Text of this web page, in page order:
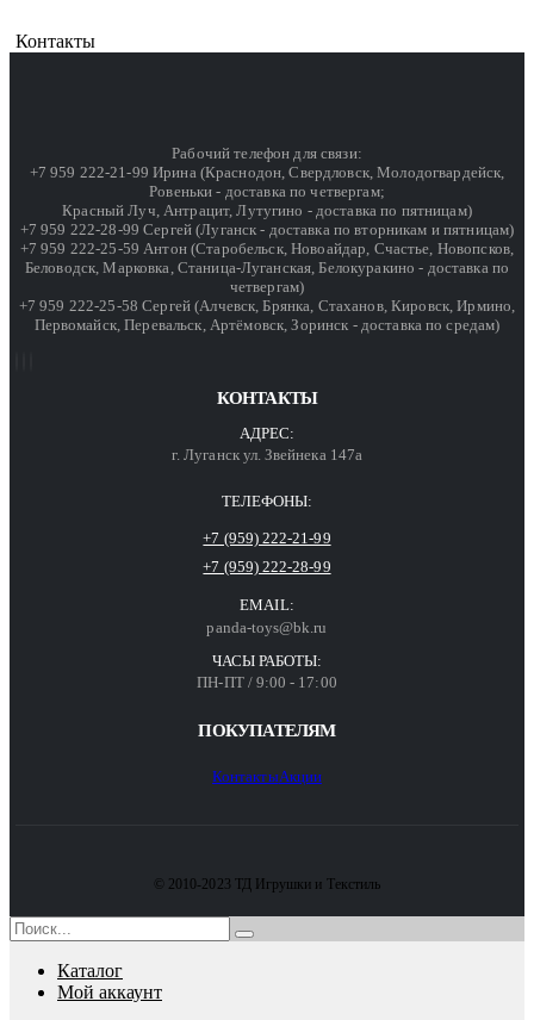
Контакты
Рабочий телефон для связи:
+7 959 222-21-99 Ирина (Краснодон, Свердловск, Молодогвардейск,
Ровеньки - доставка по четвергам;
Красный Луч, Антрацит, Лутугино - доставка по пятницам)
+7 959 222-28-99 Сергей (Луганск - доставка по вторникам и пятницам)
+7 959 222-25-59 Антон (Старобельск, Новоайдар, Счастье, Новопсков,
Беловодск, Марковка, Станица-Луганская, Белокуракино - доставка по
четвергам)
+7 959 222-25-58 Сергей (Алчевск, Брянка, Стаханов, Кировск, Ирмино,
Первомайск, Перевальск, Артёмовск, Зоринск - доставка по средам)
КОНТАКТЫ
АДРЕС:
г. Луганск ул. Звейнека 147а
ТЕЛЕФОНЫ:
+7 (959) 222-21-99
+7 (959) 222-28-99
EMAIL:
panda-toys@bk.ru
ЧАСЫ РАБОТЫ:
ПН-ПТ / 9:00 - 17:00
ПОКУПАТЕЛЯМ
КонтактыАкции
© 2010-2023 ТД Игрушки и Текстиль
Каталог
Мой аккаунт